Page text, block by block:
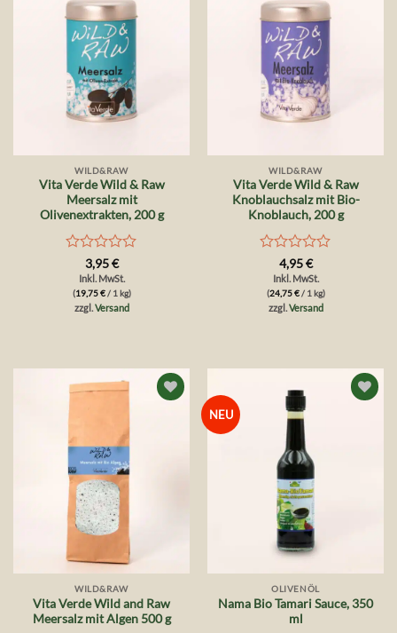
Wunschliste
WILD&RAW
Vita Verde Wild & Raw
Meersalz mit
Olivenextrakten, 200 g
Bewertet
mit
0
von
3,95€
Inkl. MwSt.
(19,75€/ 1 kg)
zzgl.Versand
Wunschliste
WILD&RAW
Vita Verde Wild & Raw
Knoblauchsalz mit Bio-
Knoblauch, 200 g
Bewertet
mit
0
von
4,95€
Inkl. MwSt.
(24,75€/ 1 kg)
zzgl.Versand
WILD&RAW
Vita Verde Wild and Raw
Meersalz mit Algen 500 g
NEU
OLIVENÖL
Nama Bio Tamari Sauce, 350
ml